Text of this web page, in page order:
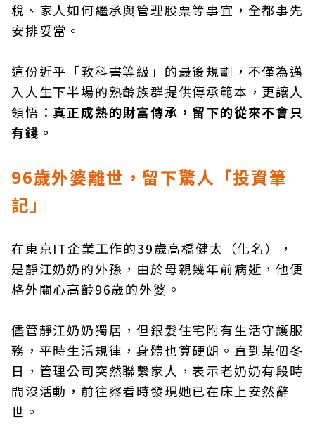
稅、家人如何繼承與管理股票等事宜，全都事先
安排妥當。
這份近乎「教科書等級」的最後規劃，不僅為邁
入人生下半場的熟齡族群提供傳承範本，更讓人
領悟： 真正成熟的財富傳承，留下的從來不會只
有錢。
96歲外婆離世，留下驚人「投資筆
記」
在東京IT企業工作的39歲高橋健太（化名），
是靜江奶奶的外孫，由於母親幾年前病逝，他便
格外關心高齡96歲的外婆。
儘管靜江奶奶獨居，但銀髮住宅附有生活守護服
務，平時生活規律，身體也算硬朗。直到某個冬
日，管理公司突然聯繫家人，表示老奶奶有段時
間沒活動，前往察看時發現她已在床上安然辭
世。